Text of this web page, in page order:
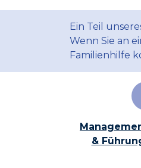
Ein Teil
Wenn Sie an
Familienhilfe
&